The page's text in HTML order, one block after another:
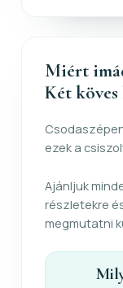
Miért
Két köves
ezek a
Ajánljuk
részletekre
megmutatni